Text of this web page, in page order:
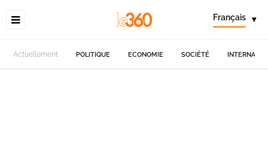
Français ▾
Actuellement POLITIQUE ECONOMIE SOCIÉTÉ